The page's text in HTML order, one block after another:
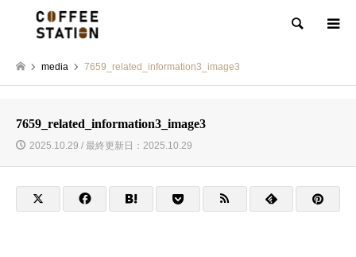
検索
media 7659_related_information3_image3
7659_related_information3_image3
2025.10.29 / 最終更新日：2025.10.29